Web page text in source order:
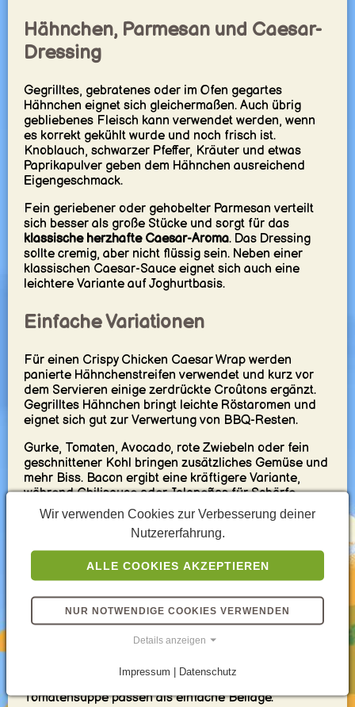
Hähnchen, Parmesan und Caesar-
Dressing
Gegrilltes, gebratenes oder im Ofen gegartes
Hähnchen eignet sich gleichermaßen. Auch übrig
gebliebenes Fleisch kann verwendet werden, wenn
es korrekt gekühlt wurde und noch frisch ist.
Knoblauch, schwarzer Pfeffer, Kräuter und etwas
Paprikapulver geben dem Hähnchen ausreichend
Eigengeschmack.
Fein geriebener oder gehobelter Parmesan verteilt
sich besser als große Stücke und sorgt für das
klassische herzhafte Caesar-Aroma. Das Dressing
sollte cremig, aber nicht flüssig sein. Neben einer
klassischen Caesar-Sauce eignet sich auch eine
leichtere Variante auf Joghurtbasis.
Einfache Variationen
Für einen Crispy Chicken Caesar Wrap werden
panierte Hähnchenstreifen verwendet und kurz vor
dem Servieren einige zerdrückte Croûtons ergänzt.
Gegrilltes Hähnchen bringt leichte Röstaromen und
eignet sich gut zur Verwertung von BBQ-Resten.
Gurke, Tomaten, Avocado, rote Zwiebeln oder fein
geschnittener Kohl bringen zusätzliches Gemüse und
mehr Biss. Bacon ergibt eine kräftigere Variante,
während Chilisauce oder Jalapeños für Schärfe
sorgen. Für einen vegetarischen Caesar Wrap kann
das Hähnchen durch knusprige Kichererbsen,
gegrillten Tofu oder gerösteten Blumenkohl ersetzt
werden.
Servieren, Meal Prep und
Aufbewahren
Wrap-Röllchen für Lunchbox und Buffet
Gemüsesticks, Obst, ein kleiner Salat oder
Tomatensuppe passen als einfache Beilage.
Wir verwenden Cookies zur Verbesserung deiner
Nutzererfahrung.
ALLE COOKIES AKZEPTIEREN
NUR NOTWENDIGE COOKIES VERWENDEN
Details anzeigen
Impressum | Datenschutz